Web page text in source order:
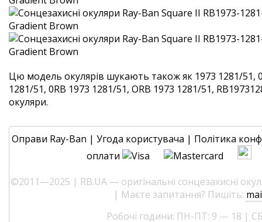
Цю модель окулярів шукають також як 1973 1281/51,
1281/51, 0RB 1973 1281/51, ORB 1973 1281/51,
окуляри.
Оправи Ray-Ban | Угода користувача | Політика
оплати
©2011—2025 | RB.UA — оригінальні сонцезахисні
| Маєте запитання? Пишіть:
Робочі години: ПН-ПТ: 9 — 18 |